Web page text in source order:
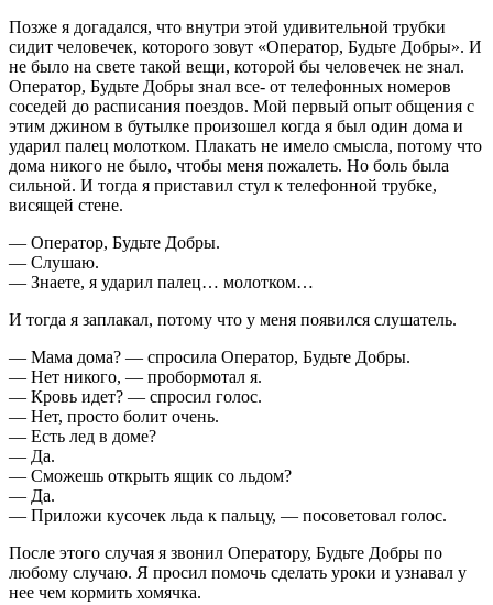
Позже я догадался, что внутри этой удивительной трубки
сидит человечек, которого зовут «Оператор, Будьте Добры». И
не было на свете такой вещи, которой бы человечек не знал.
Оператор, Будьте Добры знал все- от телефонных номеров
соседей до расписания поездов. Мой первый опыт общения с
этим джином в бутылке произошел когда я был один дома и
ударил палец молотком. Плакать не имело смысла, потому что
дома никого не было, чтобы меня пожалеть. Но боль была
сильной. И тогда я приставил стул к телефонной трубке,
висящей стене.
— Оператор, Будьте Добры.
— Слушаю.
— Знаете, я ударил палец… молотком…
И тогда я заплакал, потому что у меня появился слушатель.
— Мама дома? — спросила Оператор, Будьте Добры.
— Нет никого, — пробормотал я.
— Кровь идет? — спросил голос.
— Нет, просто болит очень.
— Есть лед в доме?
— Да.
— Сможешь открыть ящик со льдом?
— Да.
— Приложи кусочек льда к пальцу, — посоветовал голос.
После этого случая я звонил Оператору, Будьте Добры по
любому случаю. Я просил помочь сделать уроки и узнавал у
нее чем кормить хомячка.